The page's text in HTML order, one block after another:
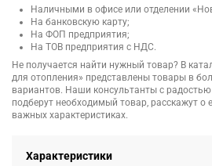
Наличными в офисе или отделении
На банковскую карту;
На ФОП предприятия;
На ТОВ предприятия с НДС.
Не получается найти нужный товар? В
для отопления» представлены товары в
вариантов. Наши консультанты с
подберут необходимый товар, расскажут о
важных характеристиках.
Характеристики